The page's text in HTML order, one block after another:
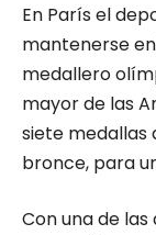
En París el
mantenerse
medallero
mayor de las
siete medallas
bronce, para
Con una de